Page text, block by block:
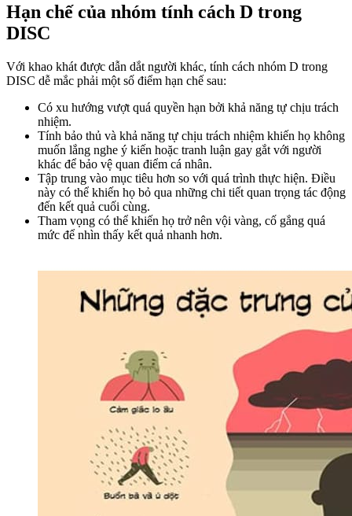
Hạn chế của nhóm tính cách D trong
DISC
Với khao khát được dẫn dắt người khác, tính cách nhóm D trong
DISC dễ mắc phải một số điểm hạn chế sau:
Có xu hướng vượt quá quyền hạn bởi khả năng tự chịu trách
nhiệm.
Tính bảo thủ và khả năng tự chịu trách nhiệm khiến họ không
muốn lắng nghe ý kiến hoặc tranh luận gay gắt với người
khác để bảo vệ quan điểm cá nhân.
Tập trung vào mục tiêu hơn so với quá trình thực hiện. Điều
này có thể khiến họ bỏ qua những chi tiết quan trọng tác động
đến kết quả cuối cùng.
Tham vọng có thể khiến họ trở nên vội vàng, cố gắng quá
mức để nhìn thấy kết quả nhanh hơn.